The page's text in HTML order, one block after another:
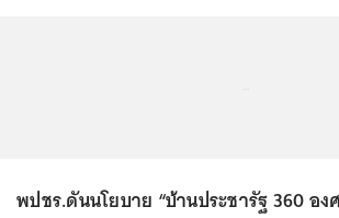
พปชร.ดันนโยบาย “บ้านประชารัฐ 360 อง